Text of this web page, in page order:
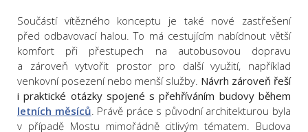
Součástí vítězného konceptu je také nové zastřešení
před odbavovací halou. To má cestujícím nabídnout větší
komfort při přestupech na autobusovou dopravu
a zároveň vytvořit prostor pro další využití, například
venkovní posezení nebo menší služby. Návrh zároveň řeší
i praktické otázky spojené s přehříváním budovy během
letních měsíců. Právě práce s původní architekturou byla
v případě Mostu mimořádně citlivým tématem. Budova